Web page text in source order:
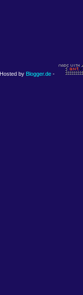
Hosted by Blogger.de -